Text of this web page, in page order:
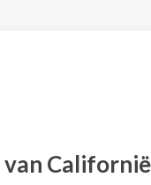
van Californië